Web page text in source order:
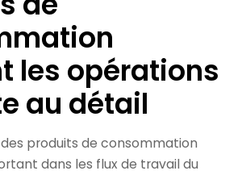
les opérations
au détail
produits de consommation
dans les flux de travail du